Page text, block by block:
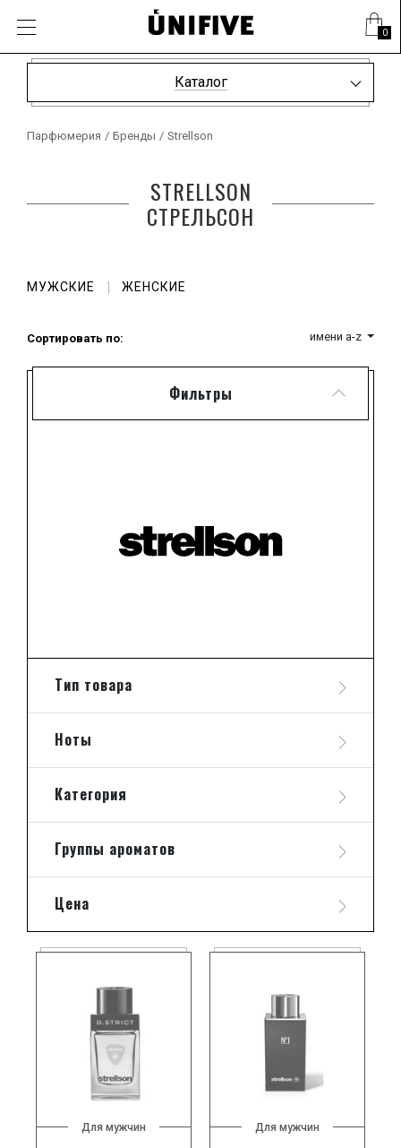
0
Каталог
Парфюмерия / Бренды / Strellson
STRELLSON
СТРЕЛЬСОН
МУЖСКИЕ ЖЕНСКИЕ
Фильтры
Тип товара
Ноты
Категория
Группы ароматов
Цена
Сортировать по: имени a-z
Для мужчин Для мужчин